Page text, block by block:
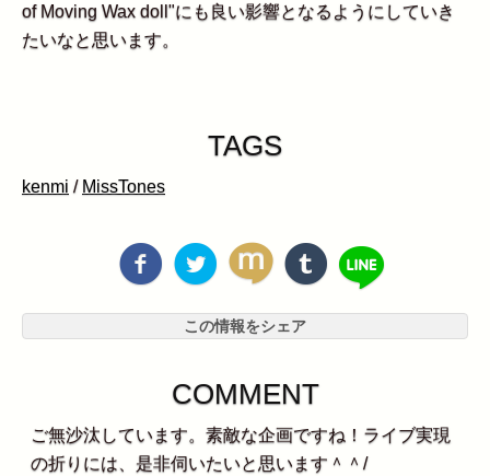
of Moving Wax doll"にも良い影響となるようにしていき
たいなと思います。
TAGS
kenmi / MissTones
この情報をシェア
COMMENT
ご無沙汰しています。素敵な企画ですね！ライブ実現
の折りには、是非伺いたいと思います＾＾/